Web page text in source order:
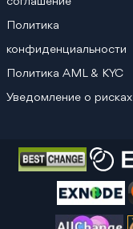
Политика
конфиденциальности
Политика AML & KYC
Уведомление о рисках